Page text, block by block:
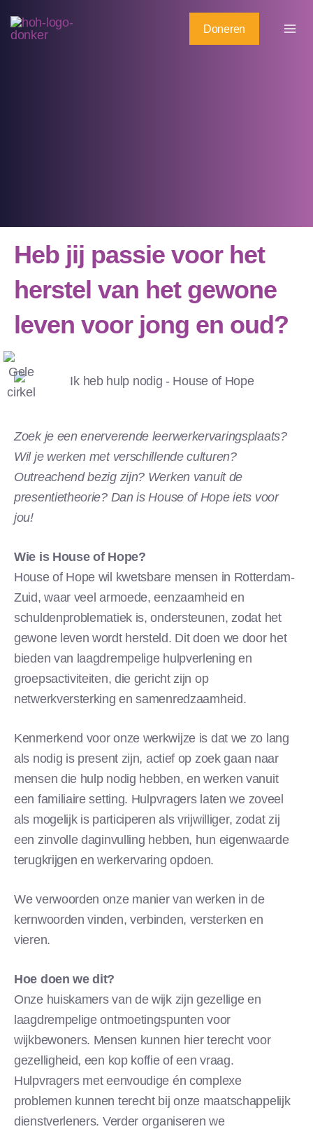
naar
Doneren
Heb jij passie voor het
herstel van het gewone
leven voor jong en oud?
Zoek je een enerverende leerwerkervaringsplaats?
Wil je werken met verschillende culturen?
Outreachend bezig zijn? Werken vanuit de
presentietheorie? Dan is House of Hope iets voor
jou!
Wie is House of Hope?
House of Hope wil kwetsbare mensen in Rotterdam-
Zuid, waar veel armoede, eenzaamheid en
schuldenproblematiek is, ondersteunen, zodat het
gewone leven wordt hersteld. Dit doen we door het
bieden van laagdrempelige hulpverlening en
groepsactiviteiten, die gericht zijn op
netwerkversterking en samenredzaamheid.
Kenmerkend voor onze werkwijze is dat we zo lang
als nodig is present zijn, actief op zoek gaan naar
mensen die hulp nodig hebben, en werken vanuit
een familiaire setting. Hulpvragers laten we zoveel
als mogelijk is participeren als vrijwilliger, zodat zij
een zinvolle daginvulling hebben, hun eigenwaarde
terugkrijgen en werkervaring opdoen.
We verwoorden onze manier van werken in de
kernwoorden vinden, verbinden, versterken en
vieren.
Hoe doen we dit?
Onze huiskamers van de wijk zijn gezellige en
laagdrempelige ontmoetingspunten voor
wijkbewoners. Mensen kunnen hier terecht voor
gezelligheid, een kop koffie of een vraag.
Hulpvragers met eenvoudige én complexe
problemen kunnen terecht bij onze maatschappelijk
dienstverleners. Verder organiseren we